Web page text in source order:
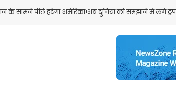
के सामने पीछे हटेगा अमेरिका!अब दुनिया को समझाने में लगे ट्रंप